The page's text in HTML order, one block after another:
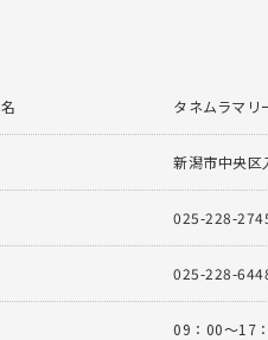
タネムラマリ
新潟市中央
025-228-
025-228-
09：00〜17